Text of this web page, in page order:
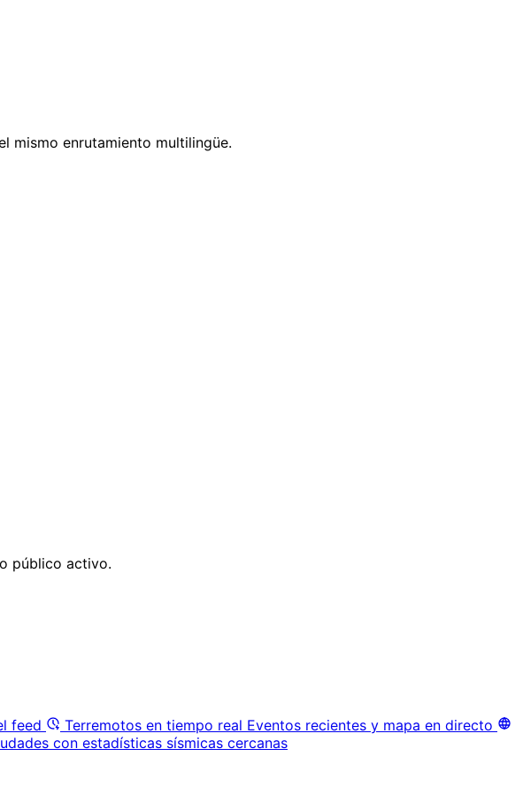
mismo enrutamiento multilingüe.
público activo.
feed Terremotos en tiempo real Eventos recientes y mapa en directo
con estadísticas sísmicas cercanas